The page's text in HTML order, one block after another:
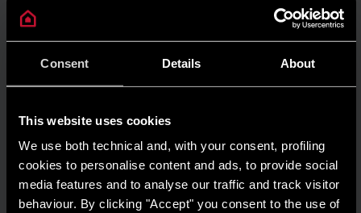
Consent Details About
This website uses cookies
We use both technical and, with your consent, profiling
cookies to personalise content and ads, to provide social
media features and to analyse our traffic and track visitor
behaviour. By clicking "Accept" you consent to the use of
Máy nước nóng trong thời tiết ẩm ướt: lợi
ích thiết yếu cho các gia đình Việt Nam